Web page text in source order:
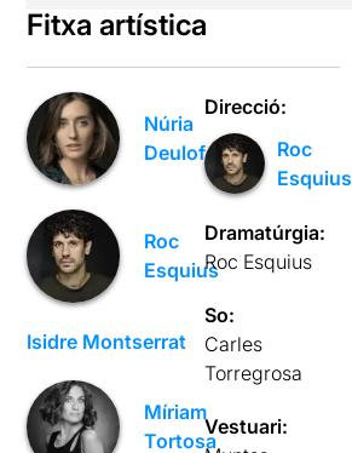
Fitxa artística
Núria
Deulofeu
Roc
Esquius
Isidre Montserrat
Míriam
Tortosa
Direcció:
Roc
Esquius
Dramatúrgia:
Roc Esquius
So:
Carles
Torregrosa
Vestuari: